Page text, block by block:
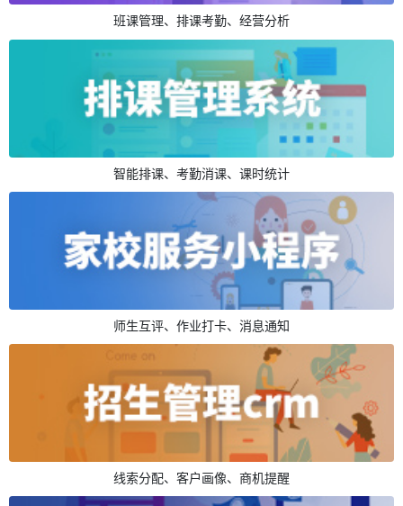
班课管理、排课考勤、经营分析
智能排课、考勤消课、课时统计
师生互评、作业打卡、消息通知
线索分配、客户画像、商机提醒